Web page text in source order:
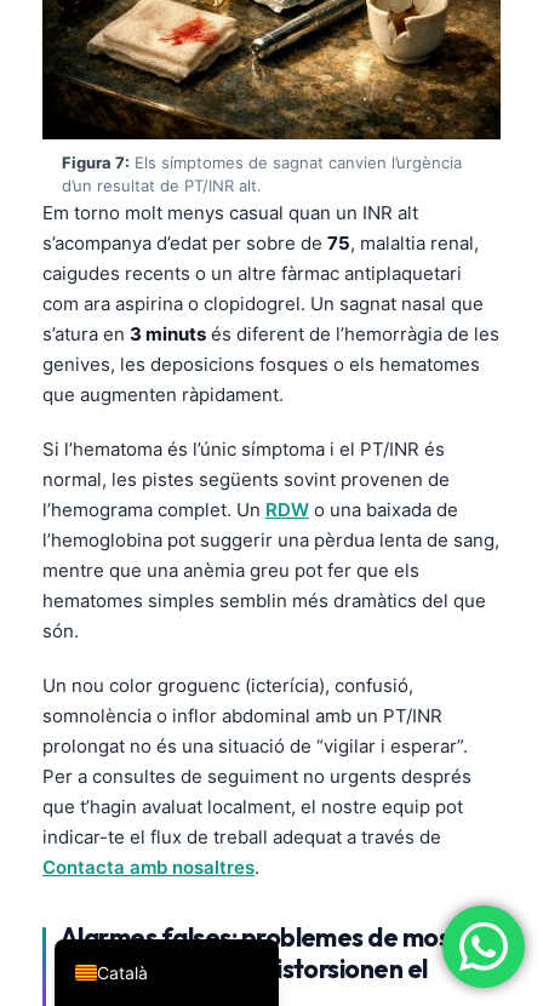
Figura 7: Els símptomes de sagnat canvien l’urgència
d’un resultat de PT/INR alt.
Em torno molt menys casual quan un INR alt
s’acompanya d’edat per sobre de 75, malaltia renal,
caigudes recents o un altre fàrmac antiplaquetari
com ara aspirina o clopidogrel. Un sagnat nasal que
s’atura en 3 minuts és diferent de l’hemorràgia de les
genives, les deposicions fosques o els hematomes
que augmenten ràpidament.
Si l’hematoma és l’únic símptoma i el PT/INR és
normal, les pistes següents sovint provenen de
l’hemograma complet. Un RDW o una baixada de
l’hemoglobina pot suggerir una pèrdua lenta de sang,
mentre que una anèmia greu pot fer que els
hematomes simples semblin més dramàtics del que
són.
Un nou color groguenc (icterícia), confusió,
somnolència o inflor abdominal amb un PT/INR
prolongat no és una situació de “vigilar i esperar”.
Per a consultes de seguiment no urgents després
que t’hagin avaluat localment, el nostre equip pot
indicar-te el flux de treball adequat a través de
Contacta amb nosaltres.
Alarmes falses: problemes de mostra i
de laboratori que distorsionen el
Català
English
Français
עִבְרִית
Español
Ελληνικά
Türkçe
Română
简体中文
فارسی
Български
Dansk
Nederlands
Bahasa Indonesia
Հայերեն
Íslenska
Српски језик
Svenska
Bosanski
Azərbaycan dili